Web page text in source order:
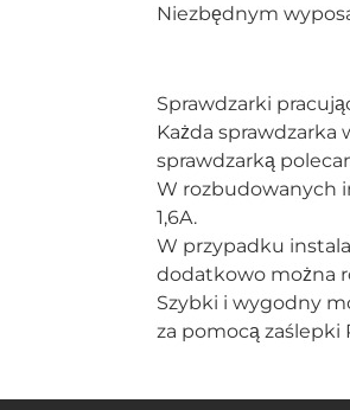
Niezbędnym
Sprawdzarki
Każda sprawdzarka
sprawdzarką
W rozbudowanych
1,6A.
W przypadku
dodatkowo można
Szybki i wygodny
za pomocą zaślepki